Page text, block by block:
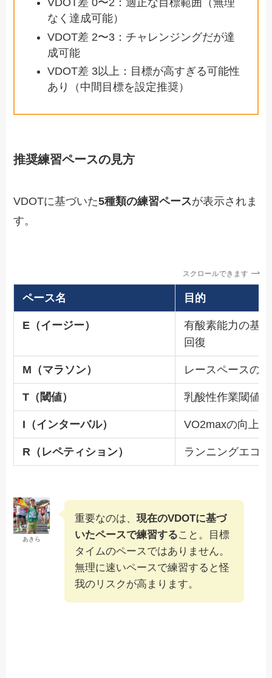
VDOT差 0〜2：適正な目標範囲（無理
なく達成可能）
VDOT差 2〜3：チャレンジングだが達
成可能
VDOT差 3以上：目標が高すぎる可能性
あり（中間目標を設定推奨）
推奨練習ペースの見方
VDOTに基づいた5種類の練習ペースが表示されま
す。
スクロールできます
ペース名 目的
E（イージー）
有酸素能力の基
回復
M（マラソン） レースペースの
T（閾値） 乳酸性作業閾値
I（インターバル） VO2maxの向上
R（レペティション） ランニングエコ
あきら
重要なのは、現在のVDOTに基づ
いたペースで練習すること。目標
タイムのペースではありません。
無理に速いペースで練習すると怪
我のリスクが高まります。